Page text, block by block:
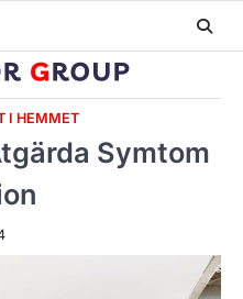
I HEMMET
Symtom